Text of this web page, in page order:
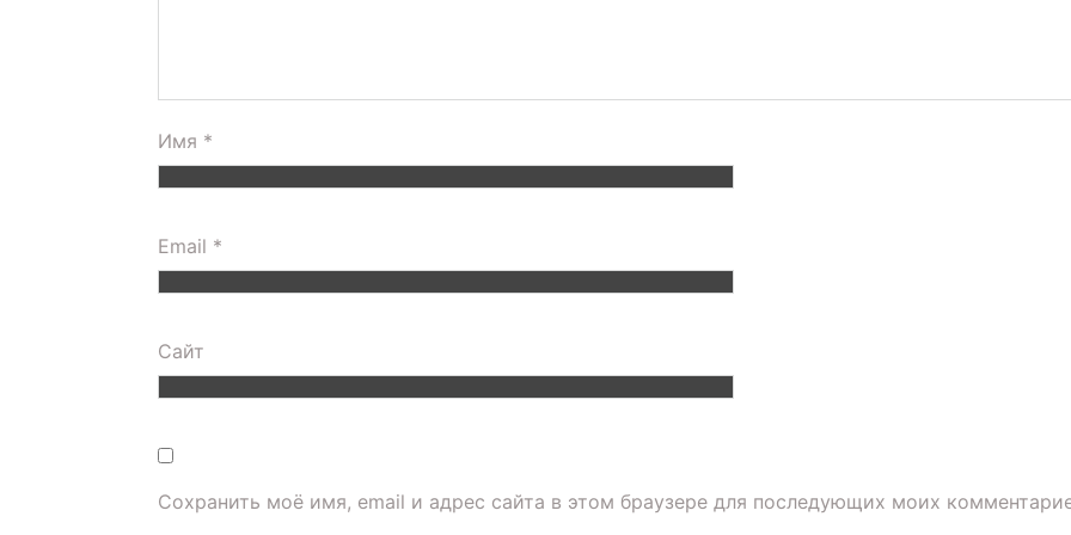
Имя *
Email *
Сайт
Сохранить моё имя, email и адрес сайта в этом браузере для последующих моих